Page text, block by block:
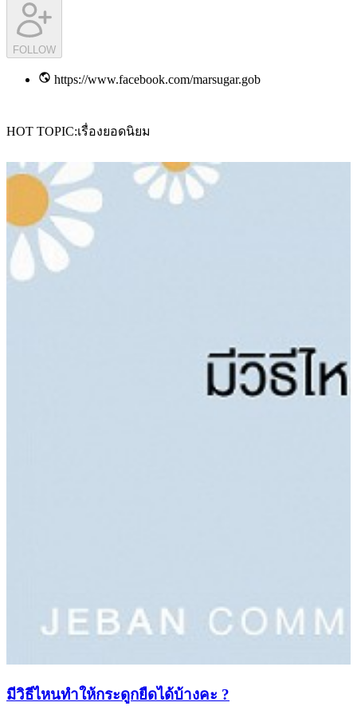
FOLLOW
https://www.facebook.com/marsugar.gob
HOT TOPIC เรื่องยอดนิยม
มีวิธีไหนทำให้กระดูกยืดได้บ้างคะ ?